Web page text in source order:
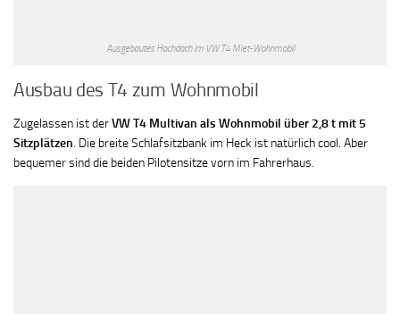
Ausgebautes Hochdach im VW T4 Miet-Wohnmobil
Ausbau des T4 zum Wohnmobil
Zugelassen ist derVW T4 Multivan als Wohnmobil über 2,8 t mit 5
Sitzplätzen. Die breite Schlafsitzbank im Heck ist natürlich cool. Aber
bequemer sind die beiden Pilotensitze vorn im Fahrerhaus.